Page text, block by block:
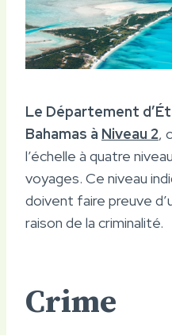
Le Département
Bahamas à Niveau 2,
l’échelle à quatre
voyages. Ce niveau
doivent faire preuve
raison de la criminalité.
Crime